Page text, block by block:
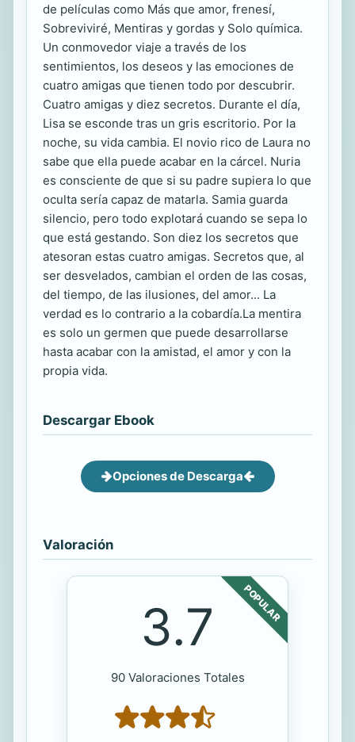
de películas como Más que amor, frenesí,
Sobreviviré, Mentiras y gordas y Solo química.
Un conmovedor viaje a través de los
sentimientos, los deseos y las emociones de
cuatro amigas que tienen todo por descubrir.
Cuatro amigas y diez secretos. Durante el día,
Lisa se esconde tras un gris escritorio. Por la
noche, su vida cambia. El novio rico de Laura no
sabe que ella puede acabar en la cárcel. Nuria
es consciente de que si su padre supiera lo que
oculta sería capaz de matarla. Samia guarda
silencio, pero todo explotará cuando se sepa lo
que está gestando. Son diez los secretos que
atesoran estas cuatro amigas. Secretos que, al
ser desvelados, cambian el orden de las cosas,
del tiempo, de las ilusiones, del amor... La
verdad es lo contrario a la cobardía.La mentira
es solo un germen que puede desarrollarse
hasta acabar con la amistad, el amor y con la
propia vida.
Descargar Ebook
Opciones de Descarga
Valoración
POPULAR
3.7
90 Valoraciones Totales